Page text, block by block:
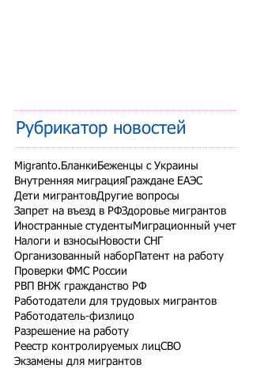
Рубрикатор новостей
Migranto.Бланки Беженцы с Украины
Внутренняя миграция Граждане ЕАЭС
Дети мигрантовДругие вопросы
Запрет на въезд в РФЗдоровье мигрантов
Иностранные студенты Миграционный учет
Налоги и взносы Новости СНГ
Организованный набор Патент на работу
Проверки ФМС России
РВП ВНЖ гражданство РФ
Работодатели для трудовых мигрантов
Работодатель-физлицо
Разрешение на работу
Реестр контролируемых лицСВО
Экзамены для мигрантов